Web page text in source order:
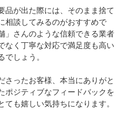
品が出た際には、そのまま捨て
相談してみるのがおすすめで
」さんのような信頼できる業者
なく丁寧な対応で満足度も高い
でしょう。
さったお客様、本当にありがと
ポジティブなフィードバックを
ても嬉しい気持ちになります。